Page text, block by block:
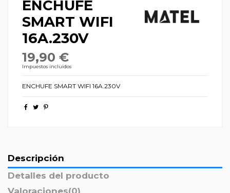
ENCHUFE
SMART WIFI
16A.230V
19,90 €
Impuestos incluidos
ENCHUFE SMART WIFI 16A.230V
Descripción
Detalles del producto
Valoraciones(0)